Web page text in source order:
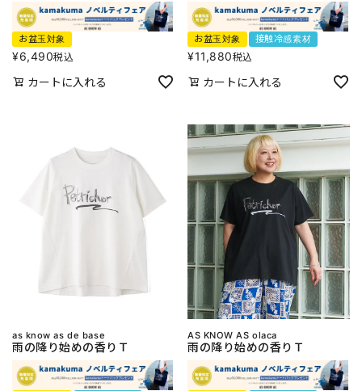
お盆玉対象
¥6,490税込
カートに入れる
お盆玉対象 接触冷感素材
¥11,880税込
カートに入れる
as know as de base
雨の降り始めの香りＴ
AS KNOW AS olaca
雨の降り始めの香りＴ